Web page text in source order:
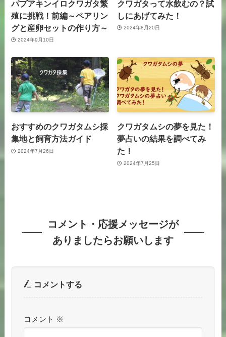
パプアキンイロクワガタ繁
殖に挑戦！前編～ペアリン
グと産卵セットの作り方～
2024年9月10日
クワガタって水飲むの？試
しにあげてみた！
2024年8月20日
おすすめのクワガタムシ採
集地と飼育方法ガイド
2024年7月26日
クワガタムシの夢を見た！
夢占いの結果を調べてみ
た！
2024年7月25日
コメント・応援メッセージが
ありましたらお願いします
コメントする
コメント ※